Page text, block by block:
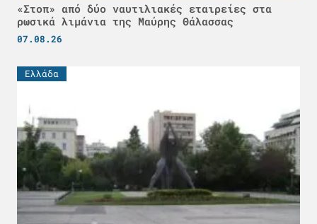
«Στοπ» από δύο ναυτιλιακές εταιρείες στα
ρωσικά λιμάνια της Μαύρης Θάλασσας
07.08.26
Ελλάδα